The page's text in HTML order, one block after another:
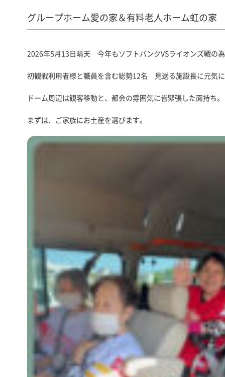
グループホーム愛の家＆有料老人ホーム虹の
2026年5月13日晴天 今年もソフトバンクVSライオンズ戦の
初観戦利用者様と職員を含む総勢12名 見送る施設長に元気
ドーム周辺は観客移動と、都会の雰囲気に皆緊張した面持ち。
まずは、ご家族にお土産を選びます。